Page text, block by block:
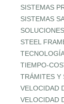
SISTEMAS
SISTEMAS
STEEL
TRÁMITES Y
VELOCIDAD
VELOCIDAD